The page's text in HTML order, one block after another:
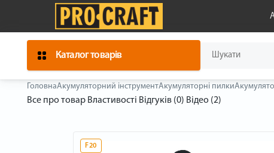
Каталог товарів
ГоловнаАкумуляторний інструментАкумуляторні пилки
Все про товар Властивості Відгуків (0) Відео (2)
F20